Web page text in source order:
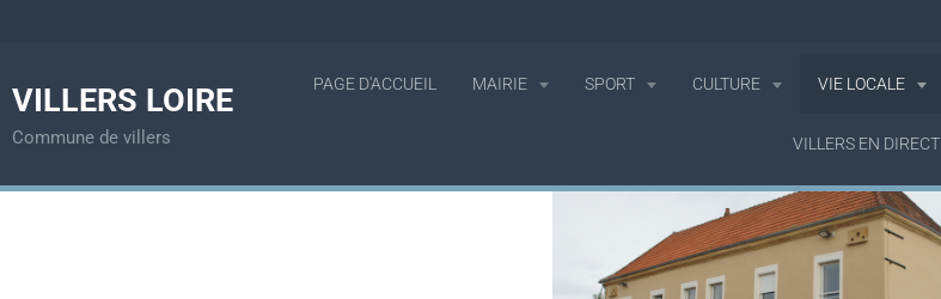
VILLERS LOIRE
Commune de villers
PAGE D'ACCUEIL MAIRIE SPORT CULTURE VIE LOCALE
VILLERS EN DIRECT